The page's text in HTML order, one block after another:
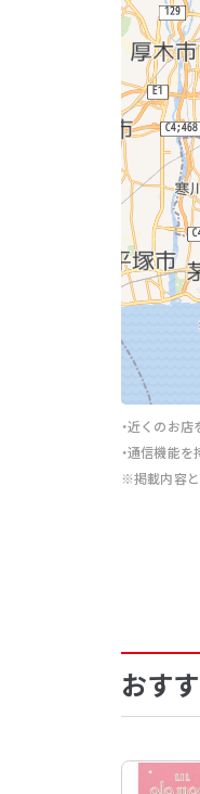
・近くのお
・通信機能
※掲載内容
おす